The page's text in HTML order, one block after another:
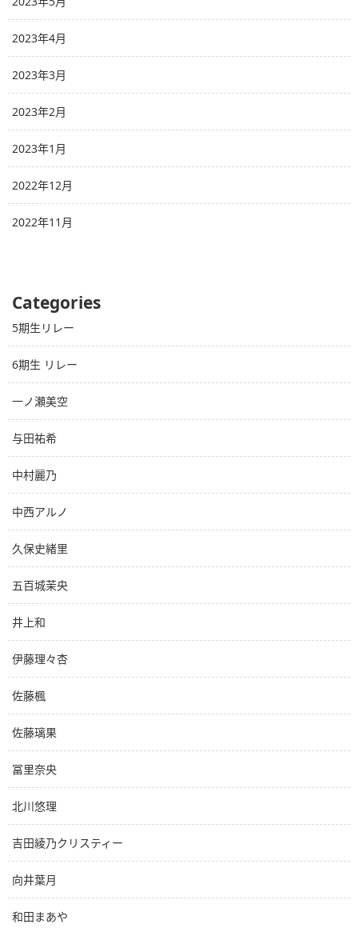
2023年4月
2023年3月
2023年2月
2023年1月
2022年12月
2022年11月
Categories
5期生リレー
6期生 リレー
一ノ瀬美空
与田祐希
中村麗乃
中西アルノ
久保史緒里
五百城茉央
井上和
伊藤理々杏
佐藤楓
佐藤璃果
冨里奈央
北川悠理
吉田綾乃クリスティー
向井葉月
和田まあや